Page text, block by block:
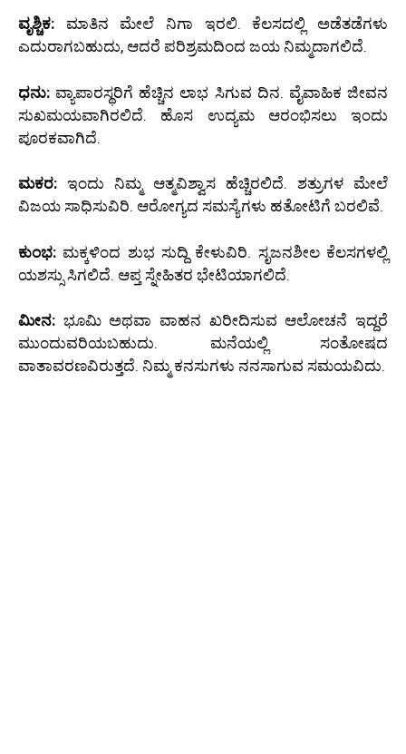
ವೃಶ್ಚಿಕ: ಮಾತಿನ ಮೇಲೆ ನಿಗಾ ಇರಲಿ. ಕೆಲಸದಲ್ಲಿ ಅಡೆತಡೆಗಳು
ಎದುರಾಗಬಹುದು, ಆದರೆ ಪರಿಶ್ರಮದಿಂದ ಜಯ ನಿಮ್ಮದಾಗಲಿದೆ.
ಧನು: ವ್ಯಾಪಾರಸ್ಥರಿಗೆ ಹೆಚ್ಚಿನ ಲಾಭ ಸಿಗುವ ದಿನ. ವೈವಾಹಿಕ ಜೀವನ
ಸುಖಮಯವಾಗಿರಲಿದೆ. ಹೊಸ ಉದ್ಯಮ ಆರಂಭಿಸಲು ಇಂದು
ಪೂರಕವಾಗಿದೆ.
ಮಕರ: ಇಂದು ನಿಮ್ಮ ಆತ್ಮವಿಶ್ವಾಸ ಹೆಚ್ಚಿರಲಿದೆ. ಶತ್ರುಗಳ ಮೇಲೆ
ವಿಜಯ ಸಾಧಿಸುವಿರಿ. ಆರೋಗ್ಯದ ಸಮಸ್ಯೆಗಳು ಹತೋಟಿಗೆ ಬರಲಿವೆ.
ಕುಂಭ: ಮಕ್ಕಳಿಂದ ಶುಭ ಸುದ್ದಿ ಕೇಳುವಿರಿ. ಸೃಜನಶೀಲ ಕೆಲಸಗಳಲ್ಲಿ
ಯಶಸ್ಸು ಸಿಗಲಿದೆ. ಆಪ್ತ ಸ್ನೇಹಿತರ ಭೇಟಿಯಾಗಲಿದೆ.
ಮೀನ: ಭೂಮಿ ಅಥವಾ ವಾಹನ ಖರೀದಿಸುವ ಆಲೋಚನೆ ಇದ್ದರೆ
ಮುಂದುವರಿಯಬಹುದು. ಮನೆಯಲ್ಲಿ ಸಂತೋಷದ
ವಾತಾವರಣವಿರುತ್ತದೆ. ನಿಮ್ಮ ಕನಸುಗಳು ನನಸಾಗುವ ಸಮಯವಿದು.